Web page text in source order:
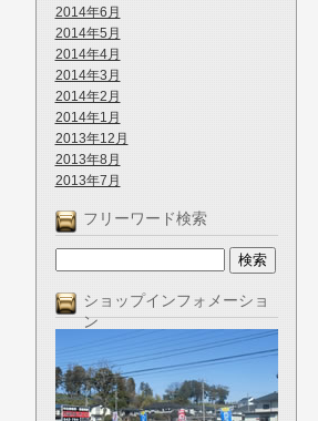
2014年6月
2014年5月
2014年4月
2014年3月
2014年2月
2014年1月
2013年12月
2013年8月
2013年7月
フリーワード検索
ショップインフォメーショ
ン